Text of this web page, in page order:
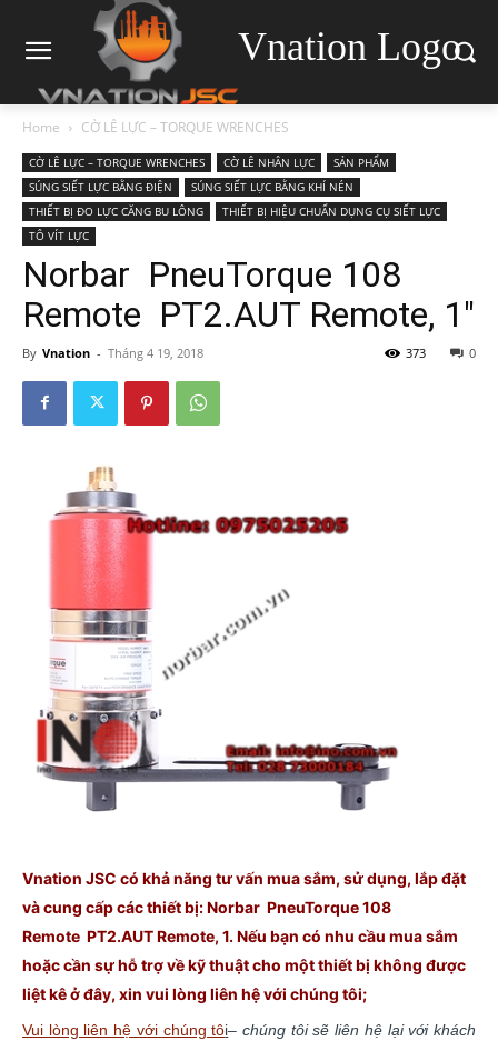
Vnation Logo
Home CỜ LÊ LỰC – TORQUE WRENCHES
CỜ LÊ LỰC – TORQUE WRENCHES CỜ LÊ NHÂN LỰC
SẢN PHẨM
SÚNG SIẾT LỰC BẰNG ĐIỆN
SÚNG SIẾT LỰC BẰNG KHÍ NÉN
THIẾT BỊ ĐO LỰC CĂNG BU LÔNG
THIẾT BỊ HIỆU CHUẨN DỤNG CỤ SIẾT LỰC
TÔ VÍT LỰC
Norbar PneuTorque 108
Remote PT2.AUT Remote, 1″
By Vnation - Tháng 4 19, 2018 0
373
Vnation JSC có khả năng tư vấn mua sắm, sử dụng, lắp đặt
và cung cấp các thiết bị: Norbar PneuTorque 108
Remote PT2.AUT Remote, 1. Nếu bạn có nhu cầu mua sắm
hoặc cần sự hỗ trợ về kỹ thuật cho một thiết bị không được
liệt kê ở đây, xin vui lòng liên hệ với chúng tôi;
Vui lòng liên hệ với chúng tôi–chúng tôi sẽ liên hệ lại với khách